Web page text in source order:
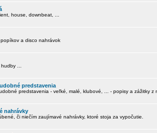
house, downbeat, ...
a disco nahrávok
...
predstavenia
predstavenia - veľké, malé, klubové, ... - popisy a zážitky z
nahrávky
či niečím zaujímavé nahrávky, ktoré stoja za vypočutie.